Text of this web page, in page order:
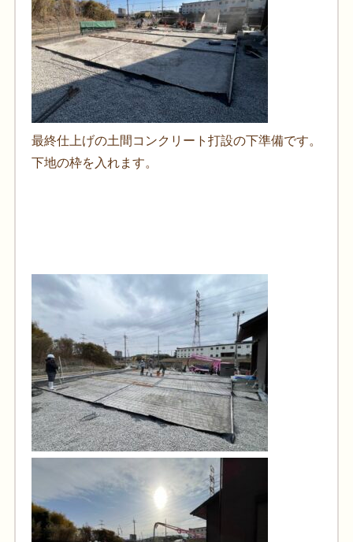
最終仕上げの土間コンクリート打設の下準備です。
下地の枠を入れます。